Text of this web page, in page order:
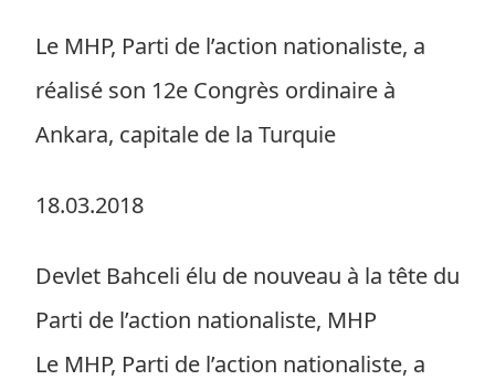
Le MHP, Parti de l’action nationaliste, a
réalisé son 12e Congrès ordinaire à
Ankara, capitale de la Turquie
18.03.2018
Devlet Bahceli élu de nouveau à la tête du
Parti de l’action nationaliste, MHP
Le MHP, Parti de l’action nationaliste, a